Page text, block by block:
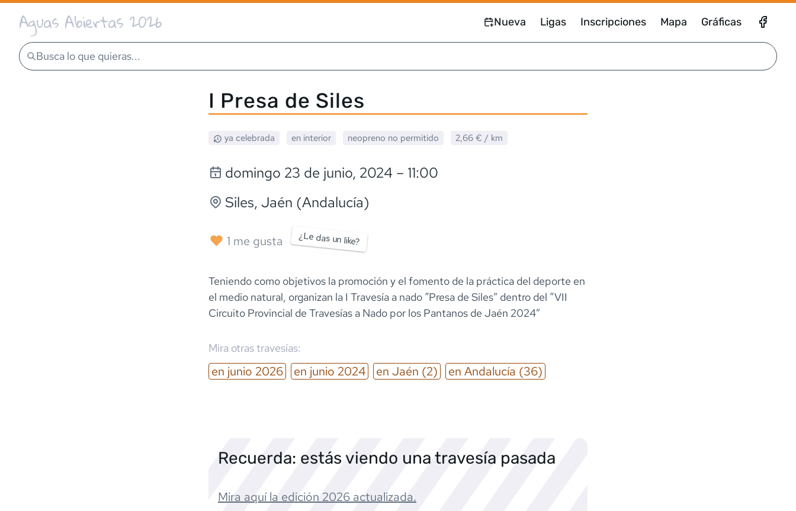
Aguas Abiertas 2026 Nueva Ligas Inscripciones Mapa Gráficas
Busca lo que quieras...
I Presa de Siles
ya celebrada en interior neopreno no permitido 2,66 € / km
domingo 23 de junio, 2024 – 11:00
Siles, Jaén (Andalucía)
1 me gusta ¿Le das un like?
Teniendo como objetivos la promoción y el fomento de la práctica del deporte en
el medio natural, organizan la I Travesía a nado “Presa de Siles” dentro del “VII
Circuito Provincial de Travesías a Nado por los Pantanos de Jaén 2024”
Mira otras travesías:
en junio 2026 en junio 2024 en Jaén (2) en Andalucía (36)
Recuerda: estás viendo una travesía pasada
Mira aquí la edición 2026 actualizada.